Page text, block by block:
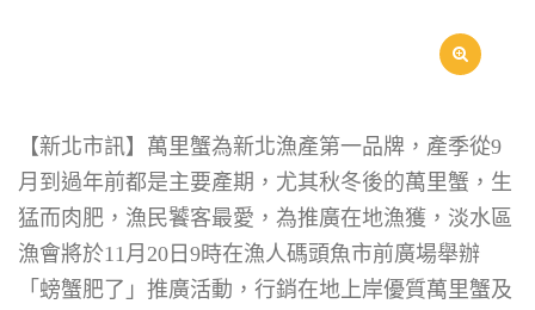
【新北市訊】萬里蟹為新北漁產第一品牌，產季從9
月到過年前都是主要產期，尤其秋冬後的萬里蟹，生
猛而肉肥，漁民饕客最愛，為推廣在地漁獲，淡水區
漁會將於11月20日9時在漁人碼頭魚市前廣場舉辦
「螃蟹肥了」推廣活動，行銷在地上岸優質萬里蟹及